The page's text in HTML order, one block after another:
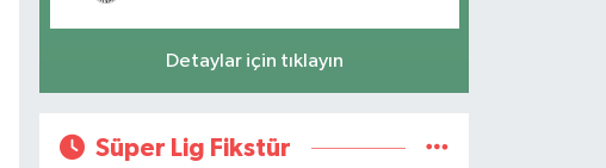
Detaylar için tıklayın
Süper Lig Fikstür